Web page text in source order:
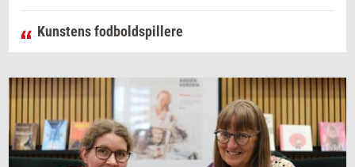
Kunstens fodboldspillere